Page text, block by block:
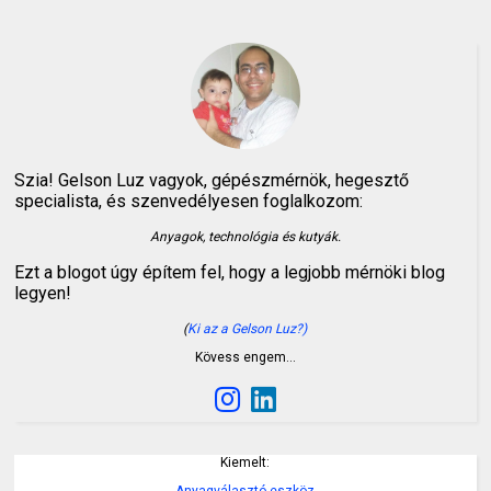
Szia! Gelson Luz vagyok, gépészmérnök, hegesztő
specialista, és szenvedélyesen foglalkozom:
Anyagok, technológia és kutyák.
Ezt a blogot úgy építem fel, hogy a legjobb mérnöki blog
legyen!
(Ki az a Gelson Luz?)
Kövess engem…
Kiemelt: